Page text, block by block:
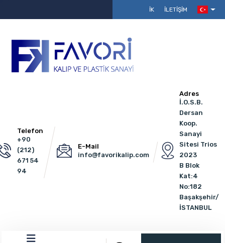
İK İLETIŞIM
Telefon
+90
(212)
671 54
94
E-Mail
info@favorikalip.com
Adres
İ.O.S.B.
Dersan
Koop.
Sanayi
Sitesi Trios
2023
B Blok
Kat:4
No:182
Başakşehir/
İSTANBUL